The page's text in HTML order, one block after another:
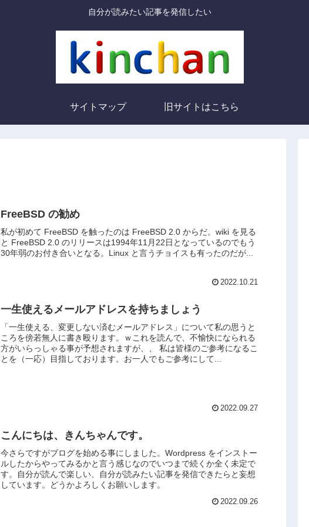
自分が読みたい記事を発信したい
サイトマップ 旧サイトはこちら
FreeBSD の勧め
私が初めて FreeBSD を触ったのは FreeBSD 2.0 からだ。wiki を見る
と FreeBSD 2.0 のリリースは1994年11月22日となっているのでもう
30年弱のお付き合いとなる。Linux と言うチョイスも有ったのだが...
2022.10.21
一生使えるメールアドレスを持ちましょう
「一生使える、変更しない済むメールアドレス」について私の思うと
ころを傍若無人に書き殴ります。ｗこれを読んで、不愉快になられる
方がいらっしゃる事が予想されますが、、 私は皆様のご参考になるこ
とを（一応）目指しております。お一人でもご参考にして...
2022.09.27
こんにちは、きんちゃんです。
今さらですがブログを始める事にしました。Wordpress をインストー
ルしたからやってみるかと言う感じなのでいつまで続くか全く未定で
す。自分が読んで楽しい、自分が読みたい記事を発信できたらと妄想
しています。どうかよろしくお願いします。
2022.09.26